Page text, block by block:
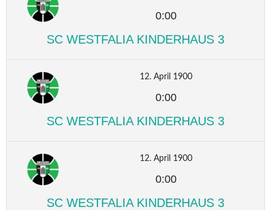
0:00
SC WESTFALIA KINDERHAUS 3
12. April 1900
0:00
SC WESTFALIA KINDERHAUS 3
12. April 1900
0:00
SC WESTFALIA KINDERHAUS 3